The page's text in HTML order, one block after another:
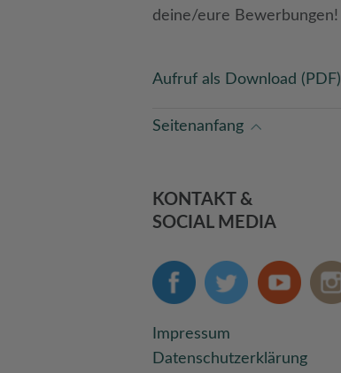
deine/eure Bewerbungen!
Aufruf als Download (PDF)
Seitenanfang
KONTAKT &
SOCIAL MEDIA
Impressum
Datenschutzerklärung